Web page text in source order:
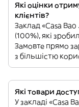
Які оцінки
клієнтів?
Заклад «Casa Bao
(100%), які
Замовте прямо
з більшістю
Які товари
У закладі «Casa